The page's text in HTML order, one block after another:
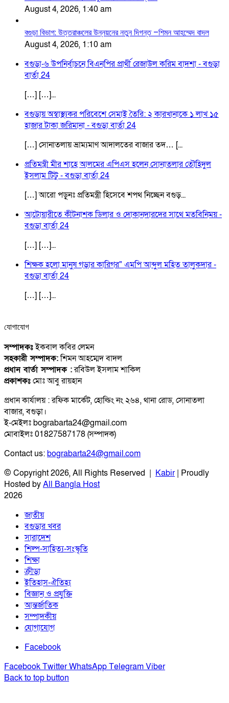
August 4, 2026, 1:40 am
বগুড়া বিভাগ: উত্তরাঞ্চলের উন্নয়নের নতুন দিগন্ত –শিমন আহম্মেদ বাদল
August 4, 2026, 1:10 am
বগুড়া-৬ উপনির্বাচনে বিএনপির প্রার্থী রেজাউল করিম বাদশা - বগুড়া
বার্তা 24
[…] […]...
বগুড়ায় অস্বাস্থ্যকর পরিবেশে সেমাই তৈরি: ২ কারখানাকে ১ লাখ ১৫
হাজার টাকা জরিমানা - বগুড়া বার্তা 24
[…] সোনাতলায় ভ্রাম্যমাণ আদালতের বাজার তদ… [...
প্রতিমন্ত্রী মীর শাহে আলমের এপিএস হলেন সোনাতলার তৌহিদুল
ইসলাম টিটু - বগুড়া বার্তা 24
[…] আরো পড়ূনঃ প্রতিমন্ত্রী হিসেবে শপথ নিচ্ছেন বগুড়...
আটোয়ারীতে কীটনাশক ডিলার ও দোকানদারদের সাথে মতবিনিময় -
বগুড়া বার্তা 24
[…] […]...
শিক্ষক হলো মানুষ গড়ার কারিগর" এমপি আব্দুল মহিত তালুকদার -
বগুড়া বার্তা 24
[…] […]...
যোগাযোগ
সম্পাদকঃইকবাল কবির লেমন
সহকারী সম্পাদক:শিমন আহম্মেদ বাদল
প্রধান বার্তা সম্পাদক :রবিউল ইসলাম শাকিল
প্রকাশকঃমোঃ আবু রায়হান
প্রধান কার্যালয় : রফিক মার্কেট, হোল্ডিং নং ২৬৪, থানা রোড, সোনাতলা
বাজার, বগুড়া।
ই-মেইলঃ bograbarta24@gmail.com
মোবাইলঃ 01827587178 (সম্পাদক)
Contact us:bograbarta24@gmail.com
© Copyright 2026, All Rights Reserved | Kabir| Proudly
Hosted byAll Bangla Host
2026
জাতীয়
বগুড়ার খবর
সারাদেশ
শিল্প-সাহিত্য-সংস্কৃতি
শিক্ষা
ক্রীড়া
ইতিহাস-ঐতিহ্য
বিজ্ঞান ও প্রযুক্তি
আন্তর্জাতিক
সম্পাদকীয়
যোগাযোগ
Facebook
FacebookTwitterWhatsAppTelegramViber
Back to top button